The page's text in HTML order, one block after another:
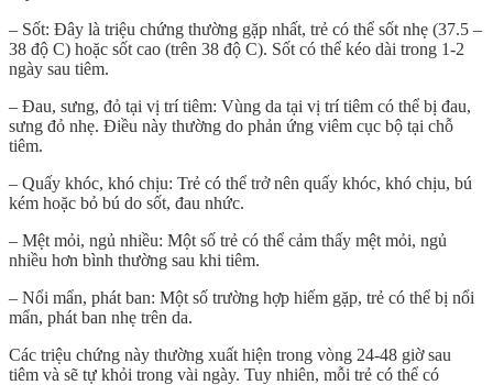
– Sốt: Đây là triệu chứng thường gặp nhất, trẻ có thể sốt nhẹ (37.5 –
38 độ C) hoặc sốt cao (trên 38 độ C). Sốt có thể kéo dài trong 1-2
ngày sau tiêm.
– Đau, sưng, đỏ tại vị trí tiêm: Vùng da tại vị trí tiêm có thể bị đau,
sưng đỏ nhẹ. Điều này thường do phản ứng viêm cục bộ tại chỗ
tiêm.
– Quấy khóc, khó chịu: Trẻ có thể trở nên quấy khóc, khó chịu, bú
kém hoặc bỏ bú do sốt, đau nhức.
– Mệt mỏi, ngủ nhiều: Một số trẻ có thể cảm thấy mệt mỏi, ngủ
nhiều hơn bình thường sau khi tiêm.
– Nổi mẩn, phát ban: Một số trường hợp hiếm gặp, trẻ có thể bị nổi
mẩn, phát ban nhẹ trên da.
Các triệu chứng này thường xuất hiện trong vòng 24-48 giờ sau
tiêm và sẽ tự khỏi trong vài ngày. Tuy nhiên, mỗi trẻ có thể có